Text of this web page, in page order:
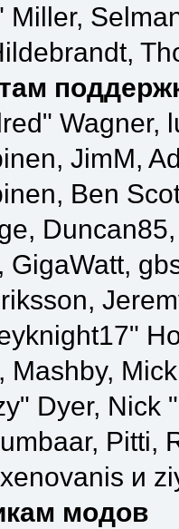
Miller,
Wagner,
JimM,
Ben
GigaWatt,
Mashby,
Dyer, Nick
Pitti,
и
модов